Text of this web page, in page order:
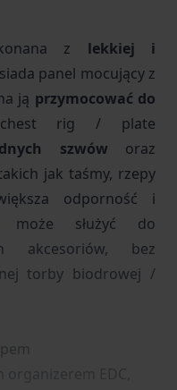
z lekkiej i
panel mocujący z
ją przymocować do
chest rig / plate
szwów oraz
jak taśmy, rzepy
odporność i
może służyć do
akcesoriów, bez
torby biodrowej /